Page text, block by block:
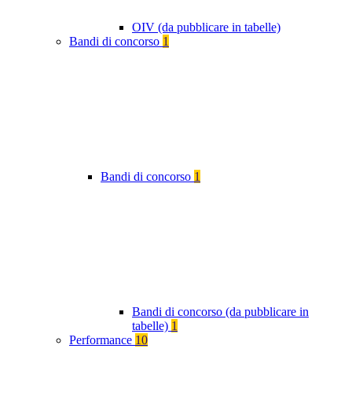
OIV (da pubblicare in tabelle)
Bandi di concorso 1
Bandi di concorso 1
Bandi di concorso (da pubblicare in
tabelle) 1
Performance 10